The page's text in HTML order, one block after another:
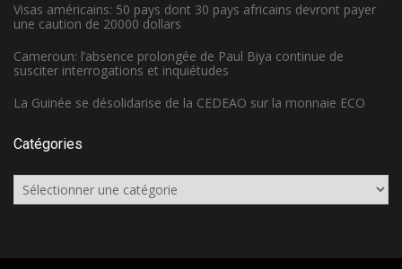
Visas américains: 50 pays dont 30 pays africains devront payer
une caution de 20000 dollars
Cameroun: l’absence prolongée de Paul Biya continue de
susciter interrogations et inquiétudes
La Guinée se désolidarise de la CEDEAO sur la monnaie ECO
Catégories
Catégories